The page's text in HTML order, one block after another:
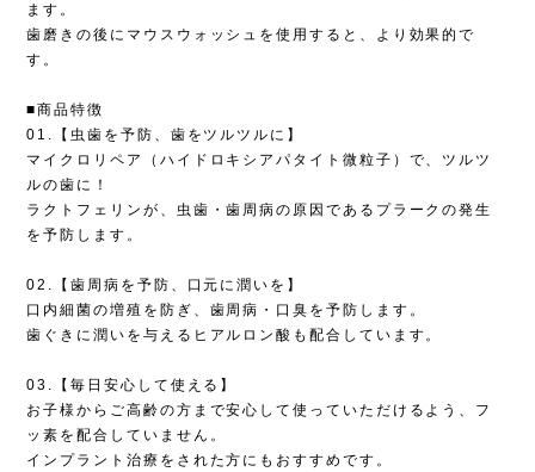
ます。
歯磨きの後にマウスウォッシュを使用すると、より効果的で
す。
■商品特徴
01.【虫歯を予防、歯をツルツルに】
マイクロリペア（ハイドロキシアパタイト微粒子）で、ツルツ
ルの歯に！
ラクトフェリンが、虫歯・歯周病の原因であるプラークの発生
を予防します。
02.【歯周病を予防、口元に潤いを】
口内細菌の増殖を防ぎ、歯周病・口臭を予防します。
歯ぐきに潤いを与えるヒアルロン酸も配合しています。
03.【毎日安心して使える】
お子様からご高齢の方まで安心して使っていただけるよう、フ
ッ素を配合していません。
インプラント治療をされた方にもおすすめです。